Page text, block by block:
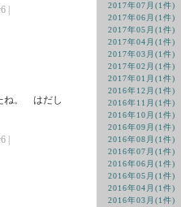
|
ね。 はだし
|
2017年07月(1件)
2017年06月(1件)
2017年05月(1件)
2017年04月(1件)
2017年03月(1件)
2017年02月(1件)
2017年01月(1件)
2016年12月(1件)
2016年11月(1件)
2016年10月(1件)
2016年09月(1件)
2016年08月(1件)
2016年07月(1件)
2016年06月(1件)
2016年05月(1件)
2016年04月(1件)
2016年03月(1件)